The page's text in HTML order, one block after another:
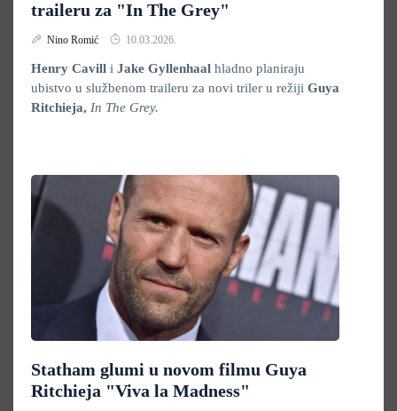
traileru za "In The Grey"
Nino Romić 10.03.2026.
Henry Cavill i Jake Gyllenhaal hladno planiraju
ubistvo u službenom traileru za novi triler u režiji Guya
Ritchieja, In The Grey.
Statham glumi u novom filmu Guya
Ritchieja "Viva la Madness"